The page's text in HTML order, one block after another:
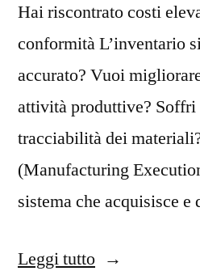
Hai riscontrato costi
conformità L’inventario
accurato? Vuoi
attività produttive? Soffri
tracciabilità dei
(Manufacturing
sistema che acquisisce
Leggi tutto